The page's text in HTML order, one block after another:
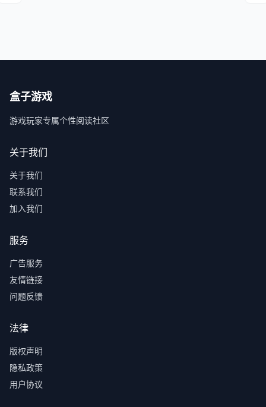
盒子游戏
游戏玩家专属个性阅读社区
关于我们
关于我们
联系我们
加入我们
服务
广告服务
友情链接
问题反馈
法律
版权声明
隐私政策
用户协议